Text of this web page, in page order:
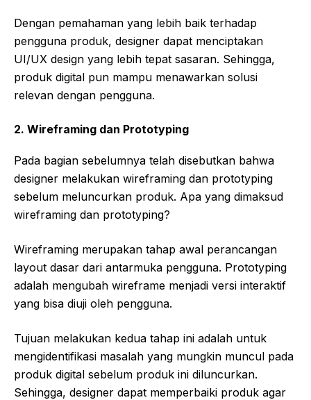
Dengan pemahaman yang lebih baik terhadap
pengguna produk, designer dapat menciptakan
UI/UX design yang lebih tepat sasaran. Sehingga,
produk digital pun mampu menawarkan solusi
relevan dengan pengguna.
2. Wireframing dan Prototyping
Pada bagian sebelumnya telah disebutkan bahwa
designer melakukan wireframing dan prototyping
sebelum meluncurkan produk. Apa yang dimaksud
wireframing dan prototyping?
Wireframing merupakan tahap awal perancangan
layout dasar dari antarmuka pengguna. Prototyping
adalah mengubah wireframe menjadi versi interaktif
yang bisa diuji oleh pengguna.
Tujuan melakukan kedua tahap ini adalah untuk
mengidentifikasi masalah yang mungkin muncul pada
produk digital sebelum produk ini diluncurkan.
Sehingga, designer dapat memperbaiki produk agar